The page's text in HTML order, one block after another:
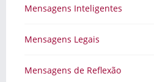
Mensagens Inteligentes
Mensagens Legais
Mensagens de Reflexão